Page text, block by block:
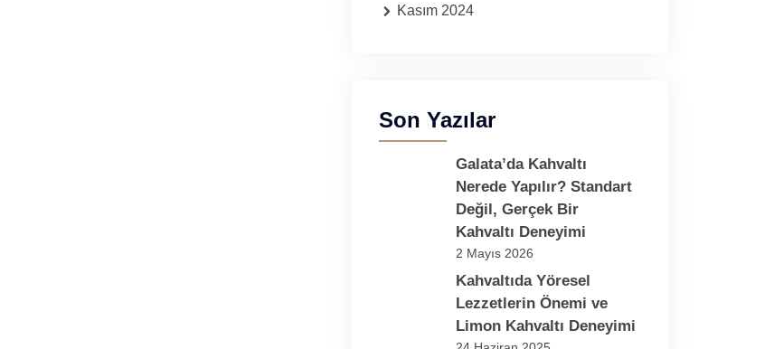
Kasım 2024
Son Yazılar
Galata’da Kahvaltı
Nerede Yapılır? Standart
Değil, Gerçek Bir
Kahvaltı Deneyimi
2 Mayıs 2026
Kahvaltıda Yöresel
Lezzetlerin Önemi ve
Limon Kahvaltı Deneyimi